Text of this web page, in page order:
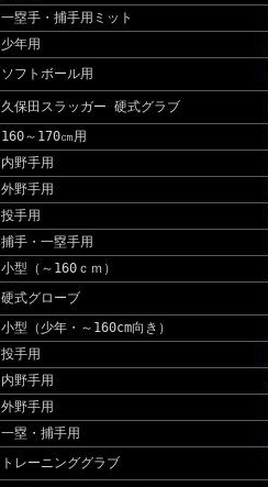
一塁手・捕手用ミット
少年用
ソフトボール用
久保田スラッガー 硬式グラブ
160～170㎝用
内野手用
外野手用
投手用
捕手・一塁手用
小型（～160ｃｍ）
硬式グローブ
小型（少年・～160cm向き）
投手用
内野手用
外野手用
一塁・捕手用
トレーニンググラブ